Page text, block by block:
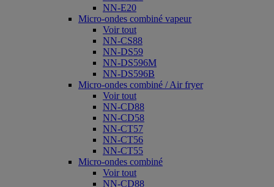
NN-E20
Micro-ondes combiné vapeur
Voir tout
NN-CS88
NN-DS59
NN-DS596M
NN-DS596B
Micro-ondes combiné / Air fryer
Voir tout
NN-CD88
NN-CD58
NN-CT57
NN-CT56
NN-CT55
Micro-ondes combiné
Voir tout
NN-CD88